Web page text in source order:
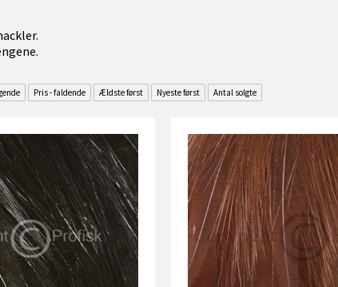
Pris - faldende Ældste først Nyeste først Antal solgte